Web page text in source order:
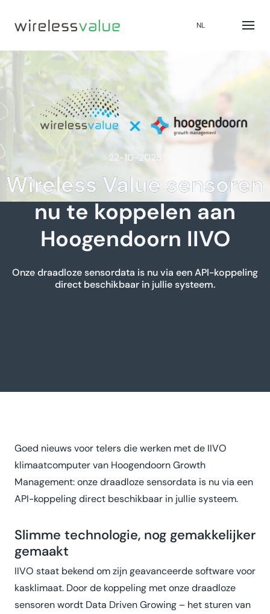
NL
22-10-2025
Wireless Value sensoren
nu te koppelen aan
Hoogendoorn IIVO
Onze draadloze sensordata is nu via een API-koppeling
direct beschikbaar in jullie systeem.
Goed nieuws voor telers die werken met de IIVO
klimaatcomputer van Hoogendoorn Growth
Management: onze draadloze sensordata is nu via een
API-koppeling direct beschikbaar in jullie systeem.
Slimme technologie, nog gemakkelijker
gemaakt
IIVO staat bekend om zijn geavanceerde software voor
kasklimaat. Door de koppeling met onze draadloze
sensoren wordt Data Driven Growing – het sturen van